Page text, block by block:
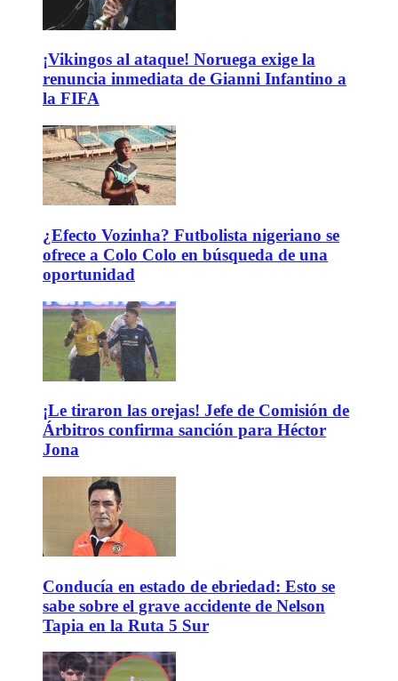
¡Vikingos al ataque! Noruega exige la
renuncia inmediata de Gianni Infantino a
la FIFA
¿Efecto Vozinha? Futbolista nigeriano se
ofrece a Colo Colo en búsqueda de una
oportunidad
¡Le tiraron las orejas! Jefe de Comisión de
Árbitros confirma sanción para Héctor
Jona
Conducía en estado de ebriedad: Esto se
sabe sobre el grave accidente de Nelson
Tapia en la Ruta 5 Sur